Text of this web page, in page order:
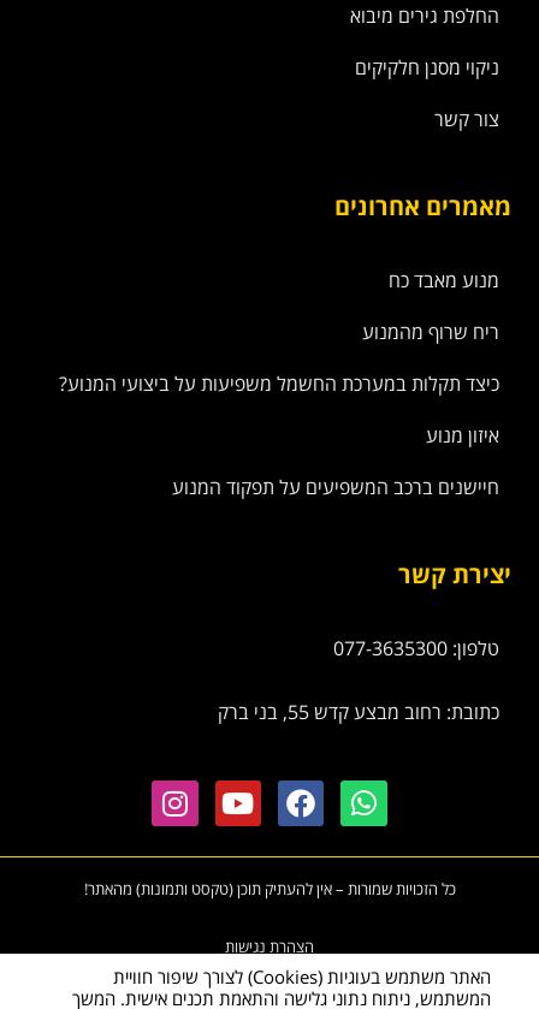
החלפת גירים מיבוא
ניקוי מסנן חלקיקים
צור קשר
מאמרים אחרונים
מנוע מאבד כח
ריח שרוף מהמנוע
כיצד תקלות במערכת החשמל משפיעות על ביצועי המנוע?
איזון מנוע
חיישנים ברכב המשפיעים על תפקוד המנוע
יצירת קשר
טלפון: 077-3635300
כתובת: רחוב מבצע קדש 55, בני ברק
כל הזכויות שמורות – אין להעתיק תוכן (טקסט ותמונות) מהאתר!
הצהרת נגישות
האתר משתמש בעוגיות (Cookies) לצורך שיפור חוויית
המשתמש, ניתוח נתוני גלישה והתאמת תכנים אישית. המשך